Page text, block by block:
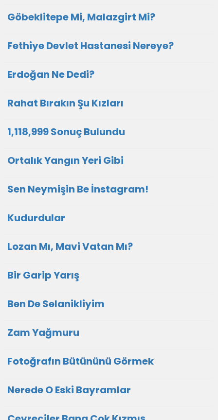
Göbeklitepe Mi, Malazgirt Mi?
Fethiye Devlet Hastanesi Nereye?
Erdoğan Ne Dedi?
Rahat Bırakın Şu Kızları
1,118,999 Sonuç Bulundu
Ortalık Yangın Yeri Gibi
Sen Neymişin Be İnstagram!
Kudurdular
Lozan Mı, Mavi Vatan Mı?
Bir Garip Yarış
Ben De Selanikliyim
Zam Yağmuru
Fotoğrafın Bütününü Görmek
Nerede O Eski Bayramlar